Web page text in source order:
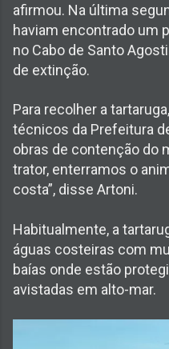
afirmou. Na última
haviam encontrado um
no Cabo de Santo
de extinção.
Para recolher a
técnicos da Prefeitura
obras de contenção do
trator, enterramos o
costa”, disse Artoni.
Habitualmente, a
águas costeiras com
baías onde estão
avistadas em alto-mar.